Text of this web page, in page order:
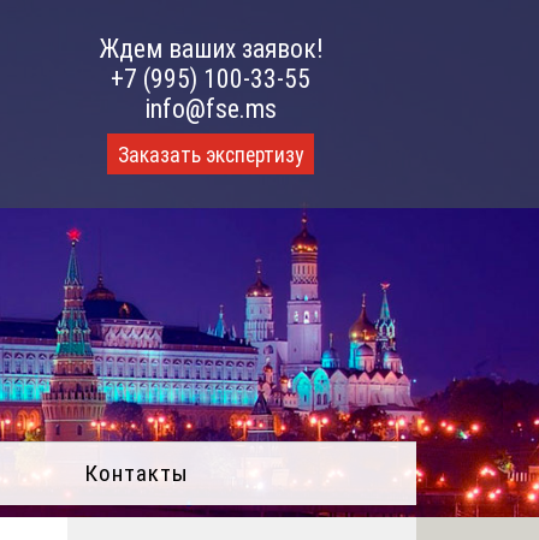
Ждем ваших заявок!
+7 (995) 100-33-55
info@fse.ms
Заказать экспертизу
Контакты